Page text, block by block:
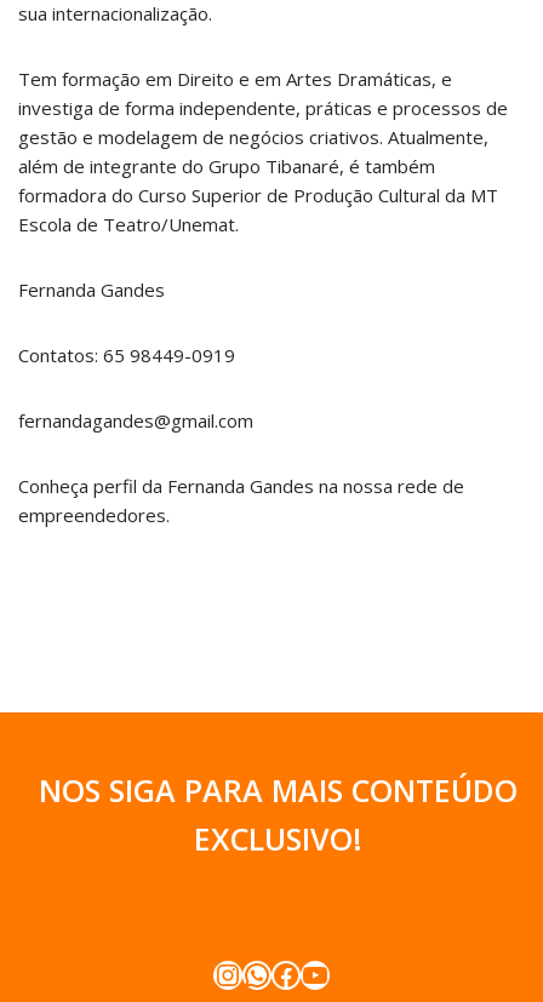
sua internacionalização.
Tem formação em Direito e em Artes Dramáticas, e
investiga de forma independente, práticas e processos de
gestão e modelagem de negócios criativos. Atualmente,
além de integrante do Grupo Tibanaré, é também
formadora do Curso Superior de Produção Cultural da MT
Escola de Teatro/Unemat.
Fernanda Gandes
Contatos: 65 98449-0919
fernandagandes@gmail.com
Conheça perfil da Fernanda Gandes na nossa rede de
empreendedores.
NOS SIGA PARA MAIS CONTEÚDO
EXCLUSIVO!